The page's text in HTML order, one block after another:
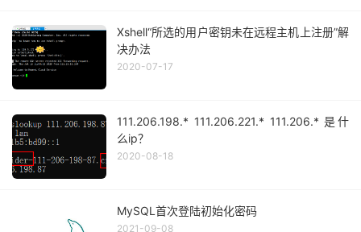
Xshell“所选的用户密钥未在远程主机上注册”解
决办法
2020-07-17
111.206.198.* 111.206.221.* 111.206.* 是什
么ip？
2020-08-18
MySQL首次登陆初始化密码
2021-09-08